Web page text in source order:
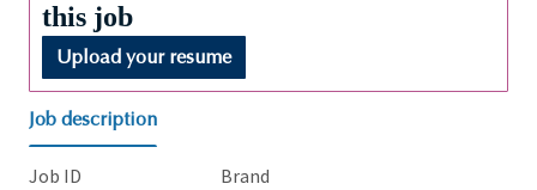
this job
Upload your resume
Job description
Job ID Brand